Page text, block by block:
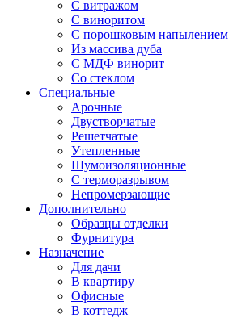
С витражом
С виноритом
С порошковым напылением
Из массива дуба
С МДФ винорит
Со стеклом
Специальные
Арочные
Двустворчатые
Решетчатые
Утепленные
Шумоизоляционные
С терморазрывом
Непромерзающие
Дополнительно
Образцы отделки
Фурнитура
Назначение
Для дачи
В квартиру
Офисные
В коттедж